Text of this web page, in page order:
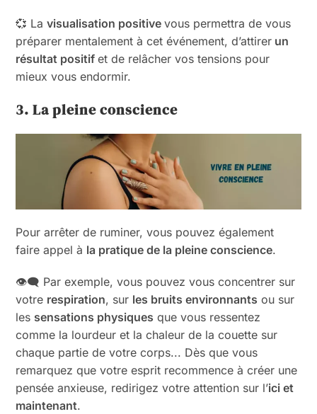
💞 Lavisualisation positivevous permettra de vous
préparer mentalement à cet événement, d’attirer un
résultat positifet de relâcher vos tensions pour
mieux vous endormir.
3. La pleine conscience
Pour arrêter de ruminer, vous pouvez également
faire appel à la pratique de la pleine conscience.
👁️‍🗨️ Par exemple, vous pouvez vous concentrer sur
votre respiration, sur les bruits environnants ou sur
les sensations physiques que vous ressentez
comme la lourdeur et la chaleur de la couette sur
chaque partie de votre corps... Dès que vous
remarquez que votre esprit recommence à créer une
pensée anxieuse, redirigez votre attention sur l’ici et
maintenant.